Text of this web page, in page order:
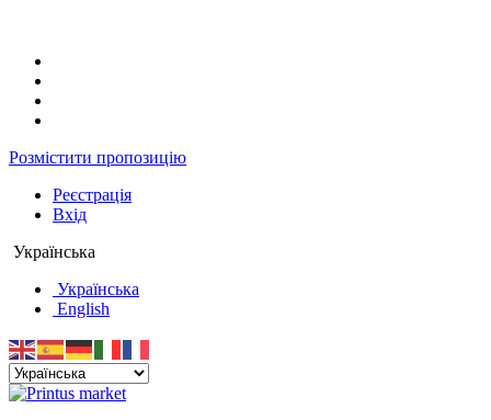
Розмістити пропозицію
Реєстрація
Вхід
Українська
Українська
English